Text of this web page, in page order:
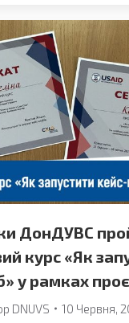
ДонДУВС
курс «Як
у рамках
DNUVS 10 Червня,